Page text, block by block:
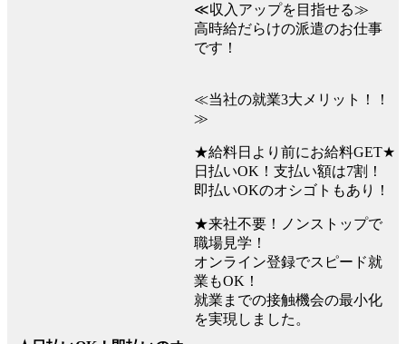
≪収入アップを目指せる≫
高時給だらけの派遣のお仕事
です！
≪当社の就業3大メリット！！
≫
★給料日より前にお給料GET★
日払いOK！支払い額は7割！
即払いOKのオシゴトもあり！
★来社不要！ノンストップで
職場見学！
オンライン登録でスピード就
業もOK！
就業までの接触機会の最小化
を実現しました。